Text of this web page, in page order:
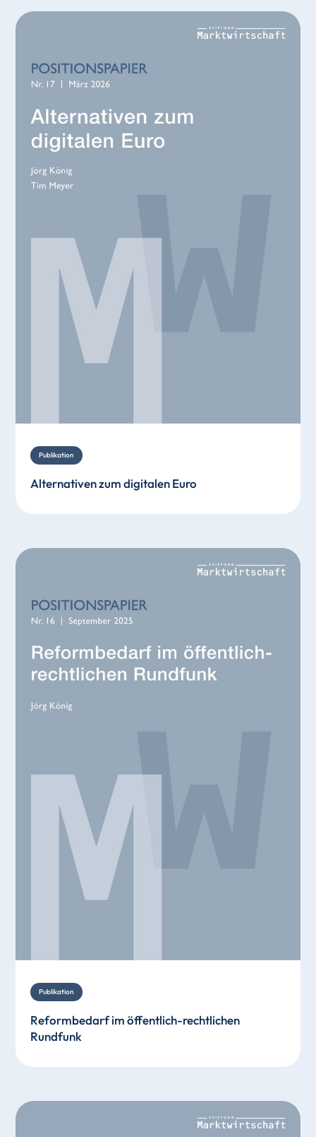
Publikation
Alternativen zum digitalen Euro
Publikation
Reformbedarf im öffentlich-rechtlichen
Rundfunk